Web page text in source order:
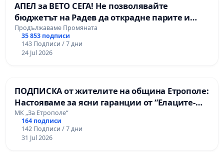
АПЕЛ за ВЕТО СЕГА! Не позволявайте
бюджетът на Радев да открадне парите и
правата ни в тъмното
Продължаваме Промяната
35 853 подписи
143 Подписи / 7 дни
24 Jul 2026
ПОДПИСКА от жителите на община Етрополе:
Настояваме за ясни гаранции от “Елаците-
МЕД” АД и от държавата, че ще се изпълнят
всички екологични норми!
МК „За Етрополе“
164 подписи
142 Подписи / 7 дни
31 Jul 2026